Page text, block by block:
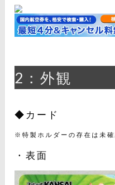
2：外観
◆カード
※特製ホルダーの存在は未確
・表面